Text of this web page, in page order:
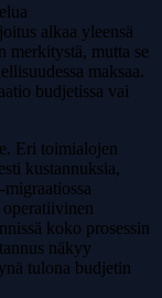
alkaa yleensä
merkitystä, mutta se
maksaa.
budjetissa vai
Eri toimialojen
kustannuksia,
koko prosessin
näkyy
tulona budjetin